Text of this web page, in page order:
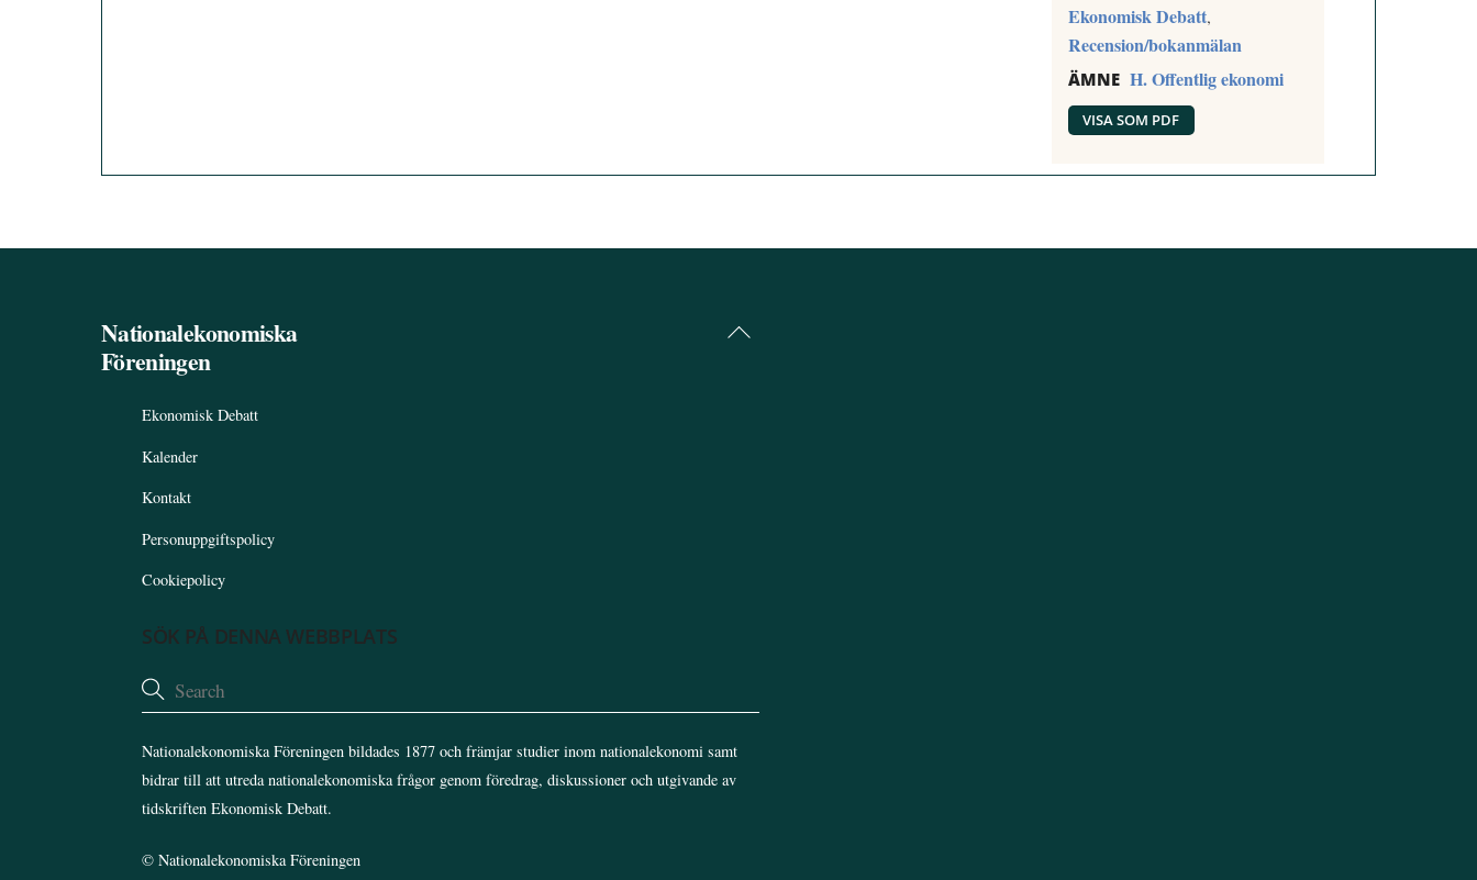
Ekonomisk Debatt,
Recension/bokanmälan
ÄMNE H. Offentlig ekonomi
VISA SOM PDF
Back
Nationalekonomiska
Föreningen
Ekonomisk Debatt
Kalender
Kontakt
Personuppgiftspolicy
Cookiepolicy
SÖK PÅ DENNA WEBBPLATS
Nationalekonomiska Föreningen bildades 1877 och främjar studier inom nationalekonomi samt
bidrar till att utreda nationalekonomiska frågor genom föredrag, diskussioner och utgivande av
tidskriften Ekonomisk Debatt.
©Nationalekonomiska Föreningen